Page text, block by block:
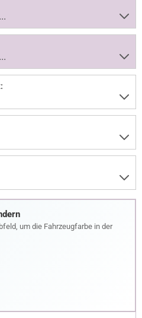
um die Fahrzeugfarbe in der